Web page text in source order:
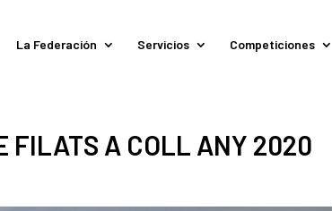
La Federación Servicios Competiciones
FILATS A COLL ANY 2020